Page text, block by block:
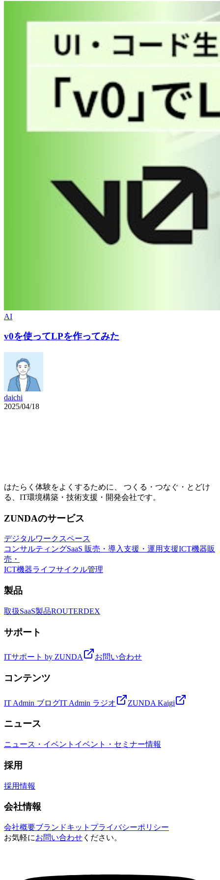
AI
v0を使ってLPを作ってみた
daichi
2025/04/18
はたらく体験をよくするために、 つくる・つなぐ・とどけ
る、IT環境構築・技術支援・開発会社です。
ZUNDAのサービス
デジタルワークスペース
コンサルティングSaaS 販売・導入支援・運用支援ICT機器販
売・
ICT機器ライフサイクル管理
製品
取扱SaaS製品ROUTERDEX
サポート
ITサポート by ZUNDA お問い合わせ
コンテンツ
IT Admin ブログIT Admin ラジオ ZUNDA Kaigi
ニュース
ニュース・イベント イベント・セミナー情報
採用
採用情報
会社情報
会社概要ブランドキット プライバシーポリシー
お気軽にお問い合わせ ください。